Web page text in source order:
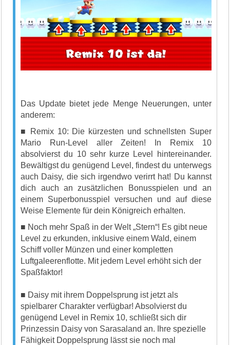
Das Update bietet jede Menge Neuerungen, unter
anderem:
■ Remix 10: Die kürzesten und schnellsten Super
Mario Run-Level aller Zeiten! In Remix 10
absolvierst du 10 sehr kurze Level hintereinander.
Bewältigst du genügend Level, findest du unterwegs
auch Daisy, die sich irgendwo verirrt hat! Du kannst
dich auch an zusätzlichen Bonusspielen und an
einem Superbonusspiel versuchen und auf diese
Weise Elemente für dein Königreich erhalten.
■ Noch mehr Spaß in der Welt „Stern“! Es gibt neue
Level zu erkunden, inklusive einem Wald, einem
Schiff voller Münzen und einer kompletten
Luftgaleerenflotte. Mit jedem Level erhöht sich der
Spaßfaktor!
■ Daisy mit ihrem Doppelsprung ist jetzt als
spielbarer Charakter verfügbar! Absolvierst du
genügend Level in Remix 10, schließt sich dir
Prinzessin Daisy von Sarasaland an. Ihre spezielle
Fähigkeit Doppelsprung lässt sie noch mal